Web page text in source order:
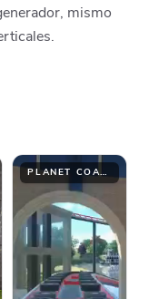
mismo
PLANET COASTER